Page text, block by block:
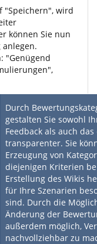
"Speichern", wird
können Sie nun
"Genügend
Durch
gestalten Sie sowohl
Feedback als auch das
transparenter. Sie
Erzeugung von
diejenigen Kriterien
Erstellung des Wikis
für Ihre Szenarien
sind. Durch die
Änderung der
außerdem möglich,
nachvollziehbar zu